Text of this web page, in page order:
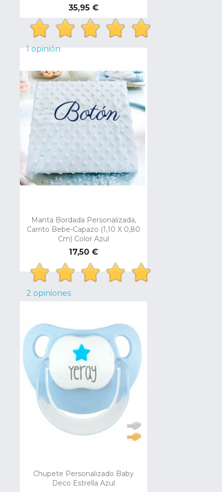
Precio
35,95 €
1 opinión
Manta Bordada Personalizada,
Carrito Bebe-Capazo (1,10 X 0,80
Cm) Color Azul
Precio
17,50 €
2 opiniones
Chupete Personalizado Baby
Deco Estrella Azul